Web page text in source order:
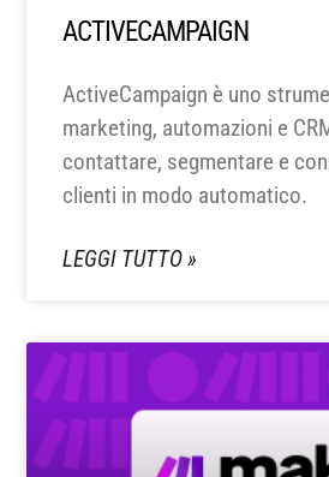
ACTIVECAMPAIGN
ActiveCampaign è uno
marketing, automazioni e
contattare, segmentare e
clienti in modo automatico.
LEGGI TUTTO »